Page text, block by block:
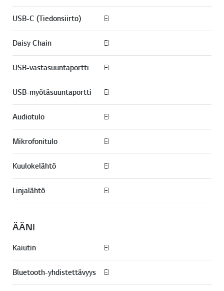
USB-C (Tiedonsiirto) EI
Daisy Chain EI
USB-vastasuuntaportti EI
USB-myötäsuuntaportti EI
Audiotulo EI
Mikrofonitulo EI
Kuulokelähtö EI
Linjalähtö EI
ÄÄNI
Kaiutin EI
Bluetooth-yhdistettävyys EI